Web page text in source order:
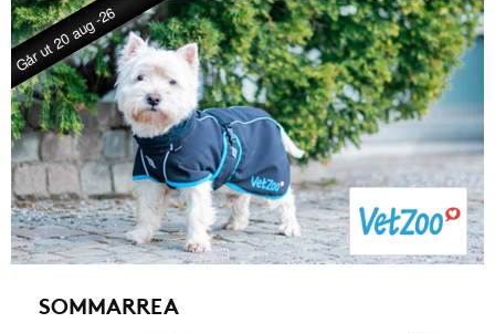
Går ut 20 aug -26
SOMMARREA